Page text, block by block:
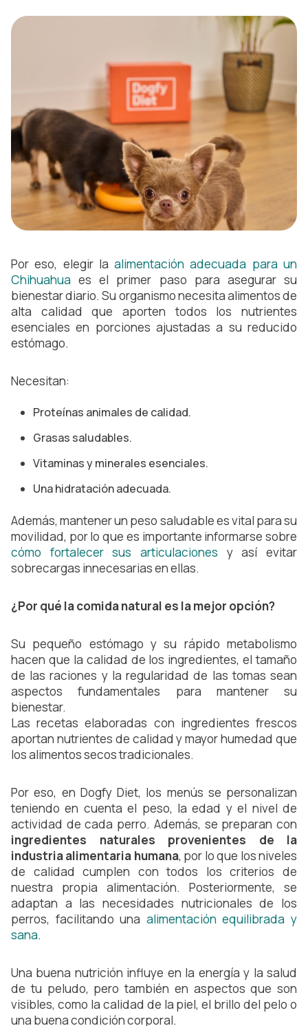
Por eso, elegir laalimentación adecuada para un
Chihuahua es el primer paso para asegurar su
bienestar diario. Su organismo necesita alimentos de
alta calidad que aporten todos los nutrientes
esenciales en porciones ajustadas a su reducido
estómago.
Necesitan:
Proteínas animales de calidad.
Grasas saludables.
Vitaminas y minerales esenciales.
Una hidratación adecuada.
Además, mantener un peso saludable es vital para su
movilidad, por lo que es importante informarse sobre
cómo fortalecer sus articulaciones y así evitar
sobrecargas innecesarias en ellas.
¿Por qué la comida natural es la mejor opción?
Su pequeño estómago y su rápido metabolismo
hacen que la calidad de los ingredientes, el tamaño
de las raciones y la regularidad de las tomas sean
aspectos fundamentales para mantener su
bienestar.
Las recetas elaboradas con ingredientes frescos
aportan nutrientes de calidad y mayor humedad que
los alimentos secos tradicionales.
Por eso, en Dogfy Diet, los menús se personalizan
teniendo en cuenta el peso, la edad y el nivel de
actividad de cada perro. Además, se preparan con
ingredientes naturales provenientes de la
industria alimentaria humana, por lo que los niveles
de calidad cumplen con todos los criterios de
nuestra propia alimentación. Posteriormente, se
adaptan a las necesidades nutricionales de los
perros, facilitando una alimentación equilibrada y
sana.
Una buena nutrición influye en la energía y la salud
de tu peludo, pero también en aspectos que son
visibles, como la calidad de la piel, el brillo del pelo o
una buena condición corporal.